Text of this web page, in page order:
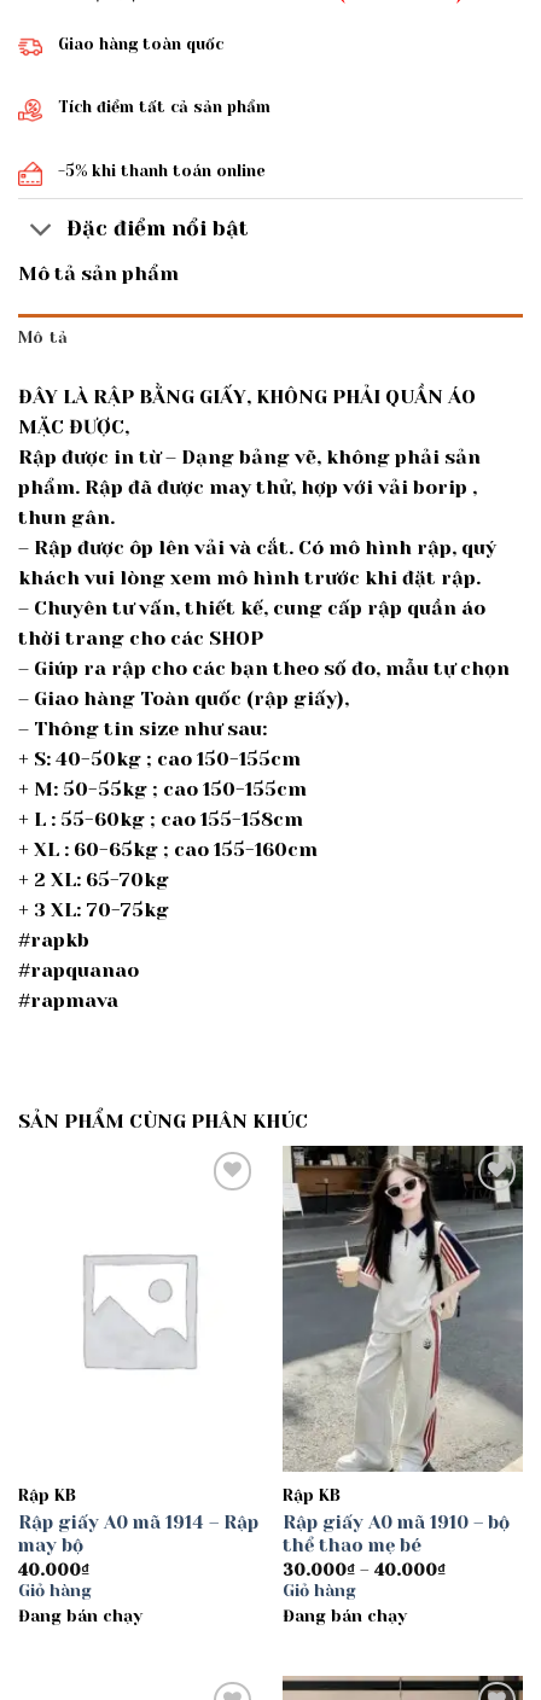
Giao hàng toàn quốc
Tích điểm tất cả sản phẩm
-5% khi thanh toán online
Đặc điểm nổi bật
Mô tả sản phẩm
Mô tả
ĐÂY LÀ RẬP BẰNG GIẤY, KHÔNG PHẢI QUẦN ÁO
MẶC ĐƯỢC,
Rập được in từ – Dạng bảng vẽ, không phải sản
phẩm. Rập đã được may thử, hợp với vải borip ,
thun gân.
– Rập được ôp lên vải và cắt. Có mô hình rập, quý
khách vui lòng xem mô hình trước khi đặt rập.
– Chuyên tư vấn, thiết kế, cung cấp rập quần áo
thời trang cho các SHOP
– Giúp ra rập cho các bạn theo số đo, mẫu tự chọn
– Giao hàng Toàn quốc (rập giấy),
– Thông tin size như sau:
+ S: 40-50kg ; cao 150-155cm
+ M: 50-55kg ; cao 150-155cm
+ L : 55-60kg ; cao 155-158cm
+ XL : 60-65kg ; cao 155-160cm
+ 2 XL: 65-70kg
+ 3 XL: 70-75kg
#rapkb
#rapquanao
#rapmava
SẢN PHẨM CÙNG PHÂN KHÚC
Rập KB
Rập giấy A0 mã 1914 – Rập
may bộ
40.000₫
Giỏ hàng
Đang bán chạy
Add to
wishlist
Rập KB
Rập giấy A0 mã 1910 – bộ
thể thao mẹ bé
30.000₫ – 40.000₫Khoảng
Giỏ hàng
Đang bán chạy